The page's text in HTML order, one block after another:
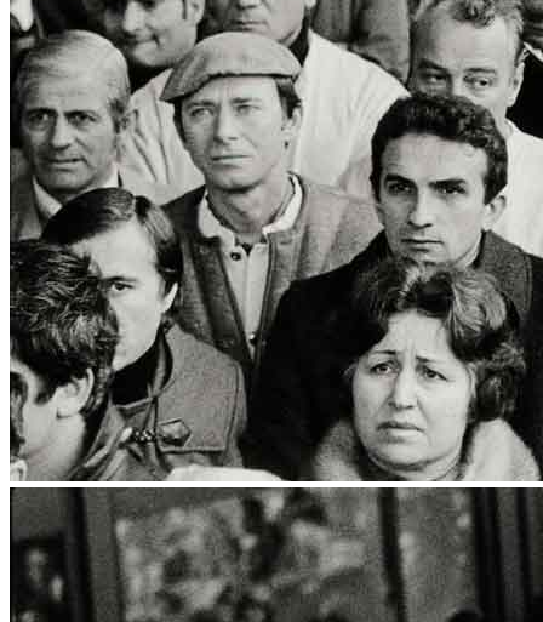
Chi Siamo
Collezione
Progetti
News
Area Media
Pubblicazioni